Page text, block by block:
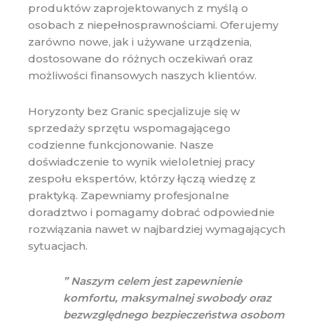
produktów zaprojektowanych z myślą o
osobach z niepełnosprawnościami. Oferujemy
zarówno nowe, jak i używane urządzenia,
dostosowane do różnych oczekiwań oraz
możliwości finansowych naszych klientów.
Horyzonty bez Granic specjalizuje się w
sprzedaży sprzętu wspomagającego
codzienne funkcjonowanie. Nasze
doświadczenie to wynik wieloletniej pracy
zespołu ekspertów, którzy łączą wiedzę z
praktyką. Zapewniamy profesjonalne
doradztwo i pomagamy dobrać odpowiednie
rozwiązania nawet w najbardziej wymagających
sytuacjach.
” Naszym celem jest zapewnienie
komfortu, maksymalnej swobody oraz
bezwzględnego bezpieczeństwa osobom